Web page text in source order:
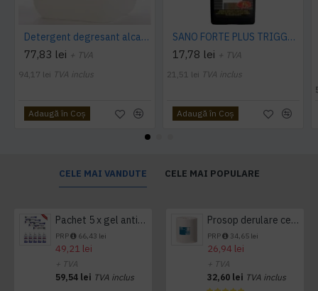
Detergent degresant alcalin Cuptor si Plita, 5 L, Konga
77,83 lei + TVA
94,17 lei TVA inclus
Adaugă în Coş
SANO FORTE PLUS TRIGGER, 750ml, detergent arsuri, grasimi
17,78 lei + TVA
21,51 lei TVA inclus
Adaugă în Coş
CELE MAI VANDUTE CELE MAI POPULARE
Pachet 5 x gel antibacterian 50ml si 3 x Servetele antibacteriene 48 buc Hygienium
PRP 66,43 lei
49,21 lei
+ TVA
59,54 lei TVA inclus
Prosop derulare centrala 1 pliu, 300 m Tork
PRP 34,65 lei
26,94 lei
+ TVA
32,60 lei TVA inclus